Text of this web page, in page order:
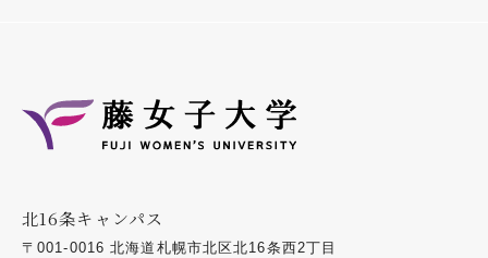
北16条キャンパス
〒001-0016 北海道札幌市北区北16条西2丁目